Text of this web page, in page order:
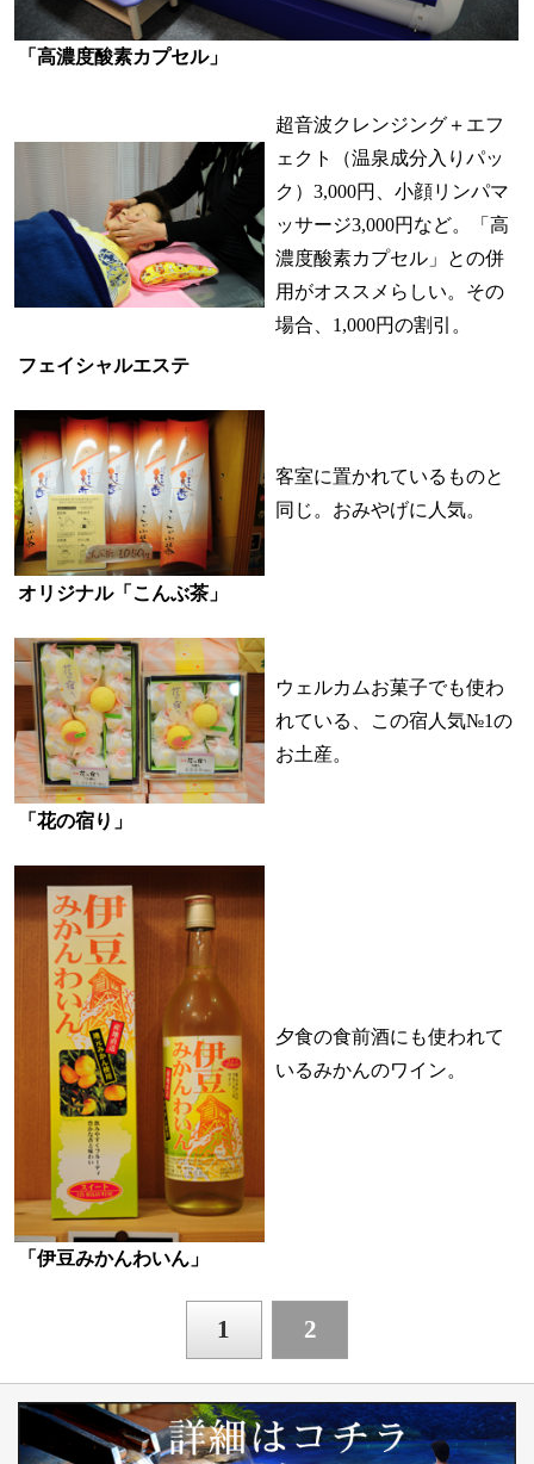
「高濃度酸素カプセル」
超音波クレンジング＋エフ
ェクト（温泉成分入りパッ
ク）3,000円、小顔リンパマ
ッサージ3,000円など。「高
濃度酸素カプセル」との併
用がオススメらしい。その
場合、1,000円の割引。
フェイシャルエステ
客室に置かれているものと
同じ。おみやげに人気。
オリジナル「こんぶ茶」
ウェルカムお菓子でも使わ
れている、この宿人気№1の
お土産。
「花の宿り」
夕食の食前酒にも使われて
いるみかんのワイン。
「伊豆みかんわいん」
1 2